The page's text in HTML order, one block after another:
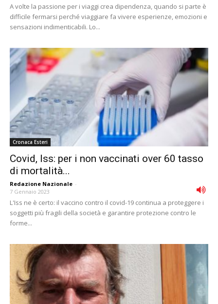
A volte la passione per i viaggi crea dipendenza, quando si parte è
difficile fermarsi perché viaggiare fa vivere esperienze, emozioni e
sensazioni indimenticabili. Lo...
Cronaca Esteri
Covid, Iss: per i non vaccinati over 60 tasso
di mortalità...
Redazione Nazionale -
7 Gennaio 2023
L'Iss ne è certo: il vaccino contro il covid-19 continua a proteggere i
soggetti più fragili della società e garantire protezione contro le
forme...